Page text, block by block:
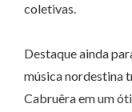
coletivas.
Destaque ainda
música nordestina
Cabruêra em um